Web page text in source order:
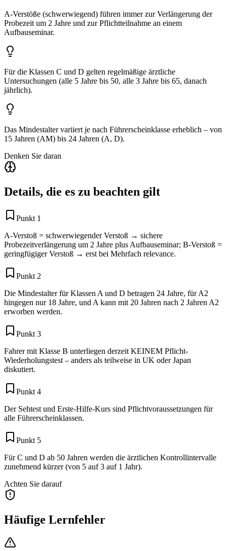
A-Verstöße (schwerwiegend) führen immer zur Verlängerung der
Probezeit um 2 Jahre und zur Pflichtteilnahme an einem
Aufbauseminar.
Für die Klassen C und D gelten regelmäßige ärztliche
Untersuchungen (alle 5 Jahre bis 50, alle 3 Jahre bis 65, danach
jährlich).
Das Mindestalter variiert je nach Führerscheinklasse erheblich – von
15 Jahren (AM) bis 24 Jahren (A, D).
Denken Sie daran
Details, die es zu beachten gilt
Punkt 1
A-Verstoß = schwerwiegender Verstoß → sichere
Probezeitverlängerung um 2 Jahre plus Aufbauseminar; B-Verstoß =
geringfügiger Verstoß → erst bei Mehrfach relevance.
Punkt 2
Die Mindestalter für Klassen A und D betragen 24 Jahre, für A2
hingegen nur 18 Jahre, und A kann mit 20 Jahren nach 2 Jahren A2
erworben werden.
Punkt 3
Fahrer mit Klasse B unterliegen derzeit KEINEM Pflicht-
Wiederholungstest – anders als teilweise in UK oder Japan
diskutiert.
Punkt 4
Der Sehtest und Erste-Hilfe-Kurs sind Pflichtvoraussetzungen für
alle Führerscheinklassen.
Punkt 5
Für C und D ab 50 Jahren werden die ärztlichen Kontrollintervalle
zunehmend kürzer (von 5 auf 3 auf 1 Jahr).
Achten Sie darauf
Häufige Lernfehler